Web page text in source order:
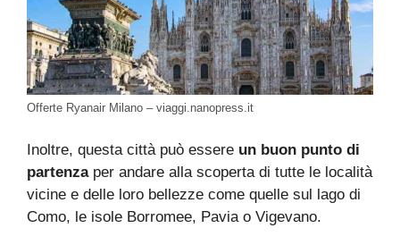
Offerte Ryanair Milano – viaggi.nanopress.it
Inoltre, questa città può essere un buon punto di
partenzaper andare alla scoperta di tutte le località
vicine e delle loro bellezze come quelle sul lago di
Como, le isole Borromee, Pavia o Vigevano.